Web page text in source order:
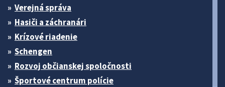
Verejná správa
Hasiči a záchranári
Krízové riadenie
Schengen
Rozvoj občianskej spoločnosti
Športové centrum polície